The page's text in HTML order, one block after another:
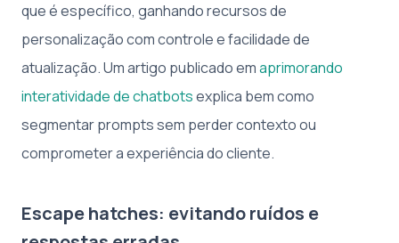
que é específico, ganhando recursos de
personalização com controle e facilidade de
atualização. Um artigo publicado emaprimorando
interatividade de chatbotsexplica bem como
segmentar prompts sem perder contexto ou
comprometer a experiência do cliente.
Escape hatches: evitando ruídos e